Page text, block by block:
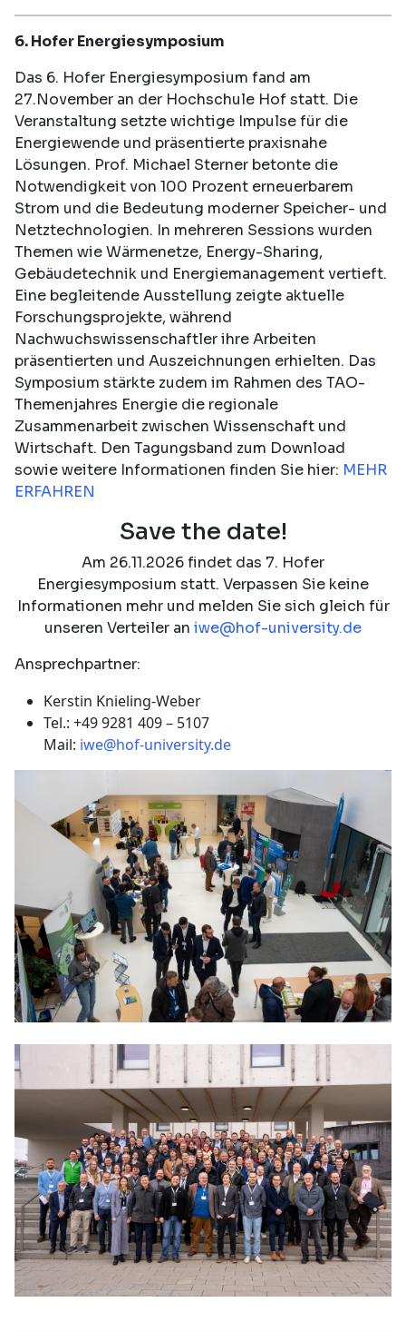
6. Hofer Energiesymposium
Das 6. Hofer Energiesymposium fand am
27.November an der Hochschule Hof statt. Die
Veranstaltung setzte wichtige Impulse für die
Energiewende und präsentierte praxisnahe
Lösungen. Prof. Michael Sterner betonte die
Notwendigkeit von 100 Prozent erneuerbarem
Strom und die Bedeutung moderner Speicher- und
Netztechnologien. In mehreren Sessions wurden
Themen wie Wärmenetze, Energy-Sharing,
Gebäudetechnik und Energiemanagement vertieft.
Eine begleitende Ausstellung zeigte aktuelle
Forschungsprojekte, während
Nachwuchswissenschaftler ihre Arbeiten
präsentierten und Auszeichnungen erhielten. Das
Symposium stärkte zudem im Rahmen des TAO-
Themenjahres Energie die regionale
Zusammenarbeit zwischen Wissenschaft und
Wirtschaft. Den Tagungsband zum Download
sowie weitere Informationen finden Sie hier: MEHR
ERFAHREN
Save the date!
Am 26.11.2026 findet das 7. Hofer
Energiesymposium statt. Verpassen Sie keine
Informationen mehr und melden Sie sich gleich für
unseren Verteiler an iwe@hof-university.de
Ansprechpartner:
Kerstin Knieling-Weber
Tel.: +49 9281 409 – 5107
Mail: iwe@hof-university.de